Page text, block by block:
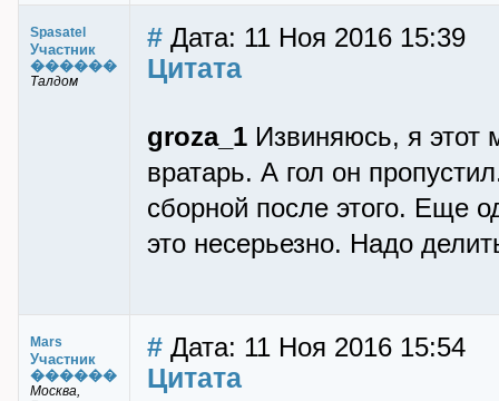
Spasatel
Участник
������
Талдом
# Дата: 11 Ноя 2016 15:39
Цитата
groza_1 Извиняюсь, я этот
вратарь. А гол он
сборной после этого. Еще
это несерьезно. Надо
Mars
Участник
������
Москва,
# Дата: 11 Ноя 2016 15:54
Цитата